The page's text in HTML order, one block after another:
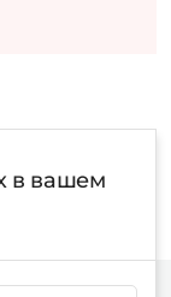
в вашем